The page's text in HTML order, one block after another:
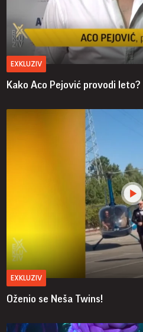
EXKLUZIV
Kako Aco Pejović provodi leto?
EXKLUZIV
Oženio se Neša Twins!